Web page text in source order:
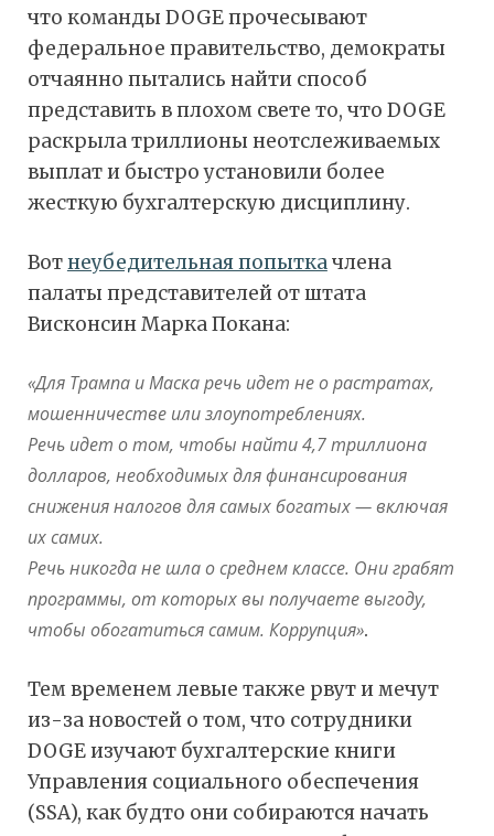
что команды DOGE прочесывают
федеральное правительство, демократы
отчаянно пытались найти способ
представить в плохом свете то, что DOGE
раскрыла триллионы неотслеживаемых
выплат и быстро установили более
жесткую бухгалтерскую дисциплину.
Вотнеубедительная попыткачлена
палаты представителей от штата
Висконсин Марка Покана:
«Для Трампа и Маска речь идет не о растратах,
мошенничестве или злоупотреблениях.
Речь идет о том, чтобы найти 4,7 триллиона
долларов, необходимых для финансирования
снижения налогов для самых богатых — включая
их самих.
Речь никогда не шла о среднем классе. Они грабят
программы, от которых вы получаете выгоду,
чтобы обогатиться самим. Коррупция».
Тем временем левые также рвут и мечут
из-за новостей о том, что сотрудники
DOGE изучают бухгалтерские книги
Управления социального обеспечения
(SSA), как будто они собираются начать